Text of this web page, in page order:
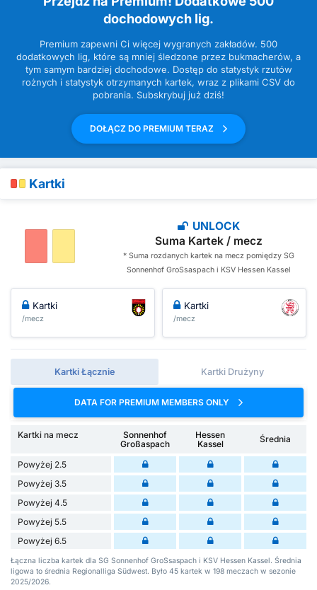
dochodowych lig.
Premium zapewni Ci więcej wygranych zakładów. 500
dodatkowych lig, które są mniej śledzone przez bukmacherów, a
tym samym bardziej dochodowe. Dostęp do statystyk rzutów
rożnych i statystyk otrzymanych kartek, wraz z plikami CSV do
pobrania. Subskrybuj już dziś!
DOŁĄCZ DO PREMIUM TERAZ
Kartki
UNLOCK
Suma Kartek / mecz
* Suma rozdanych kartek na mecz pomiędzy SG
Sonnenhof GroSsaspach i KSV Hessen Kassel
Kartki
/mecz
Kartki
/mecz
Kartki Łącznie Kartki Drużyny
DATA FOR PREMIUM MEMBERS ONLY
Kartki na mecz
Sonnenhof
Großaspach
Hessen
Kassel
Średnia
Powyżej 2.5
Powyżej 3.5
Powyżej 4.5
Powyżej 5.5
Powyżej 6.5
Łączna liczba kartek dla SG Sonnenhof GroSsaspach i KSV Hessen Kassel. Średnia
ligowa to średnia Regionalliga Südwest. Było 45 kartek w 198 meczach w sezonie
2025/2026.